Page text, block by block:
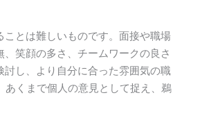
とは難しいものです。面接や職場
笑顔の多さ、チームワークの良さ
し、より自分に合った雰囲気の職
くまで個人の意見として捉え、鵜